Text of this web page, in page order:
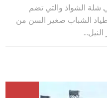
شلة الشواذ والتي تضم
الشباب صغير السن من